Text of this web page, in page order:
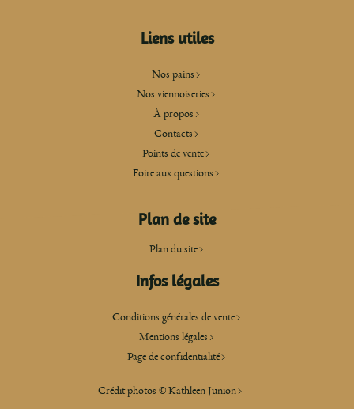
Liens utiles
Nos pains
Nos viennoiseries
À propos
Contacts
Points de vente
Foire aux questions
Plan de site
Plan du site
Infos légales
Conditions générales de vente
Mentions légales
Page de confidentialité
Crédit photos © Kathleen Junion